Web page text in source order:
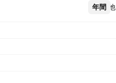
年間
その他